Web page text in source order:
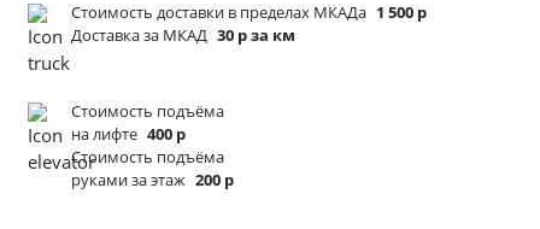
Стоимость доставки в пределах МКАДа 1 500 р
Доставка за МКАД 30 р за км
Стоимость подъёма
на лифте 400 р
Стоимость подъёма
руками за этаж 200 р